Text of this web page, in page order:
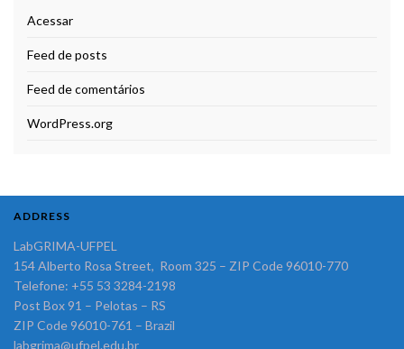
Acessar
Feed de posts
Feed de comentários
WordPress.org
ADDRESS
LabGRIMA-UFPEL
154 Alberto Rosa Street, Room 325 – ZIP Code 96010-770
Telefone: +55 53 3284-2198
Post Box 91 – Pelotas – RS
ZIP Code 96010-761 – Brazil
labgrima@ufpel.edu.br